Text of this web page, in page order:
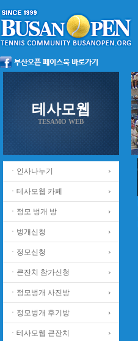
테사모웹
TESAMO WEB
ㆍ인사나누기
ㆍ테사모웹 카페
ㆍ정모 벙개 방
ㆍ벙개신청
ㆍ정모신청
ㆍ큰잔치 참가신청
ㆍ정모벙개 사진방
ㆍ정모벙개 후기방
ㆍ테사모웹 큰잔치